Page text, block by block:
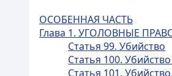
ОСОБЕННАЯ ЧАСТЬ
Глава 1. УГОЛОВНЫЕ
Статья 99. Убийство
Статья 100.
Статья 101.